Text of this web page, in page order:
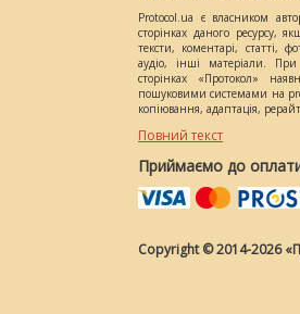
Protocol.ua є власником
сторінках даного ресурсу,
тексти, коментарі, статті,
аудіо, інші матеріали.
сторінках «Протокол»
пошуковими системами на
копіювання, адаптація,
Повний текст
Приймаємо до
Copyright © 2014-2026